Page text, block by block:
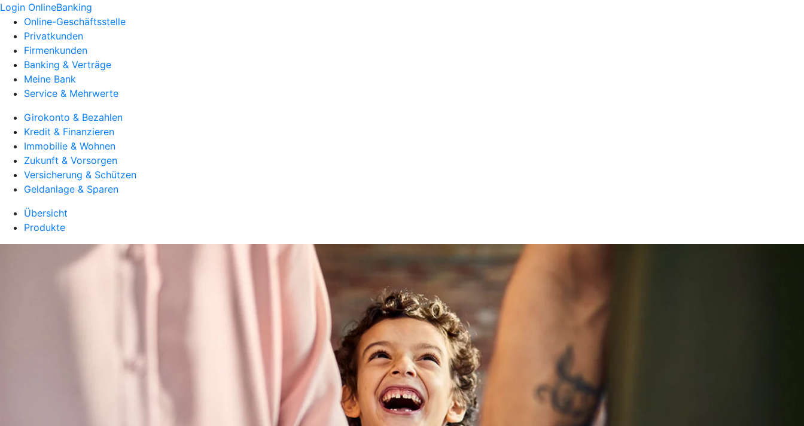
Login OnlineBanking
Online-Geschäftsstelle
Privatkunden
Firmenkunden
Banking & Verträge
Meine Bank
Service & Mehrwerte
Girokonto & Bezahlen
Kredit & Finanzieren
Immobilie & Wohnen
Zukunft & Vorsorgen
Versicherung & Schützen
Geldanlage & Sparen
Übersicht
Produkte